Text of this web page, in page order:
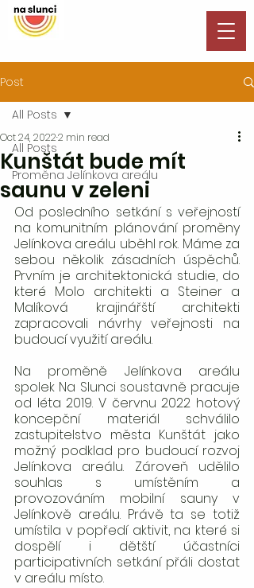
Post
All Posts
Proměna Jelínkova areálu
All Posts
Kunštát bude mít
saunu v zeleni
Oct 24, 20222 min read
Od posledního setkání s veřejností
na komunitním plánování proměny
Jelínkova areálu uběhl rok. Máme za
sebou několik zásadních úspěchů.
Prvním je architektonická studie, do
které Molo architekti a Steiner a
Malíková krajinářští architekti
zapracovali návrhy veřejnosti na
budoucí využití areálu.
Na proměně Jelínkova areálu
spolek Na Slunci soustavně pracuje
od léta 2019. V červnu 2022 hotový
koncepční materiál schválilo
zastupitelstvo města Kunštát jako
možný podklad pro budoucí rozvoj
Jelínkova areálu. Zároveň udělilo
souhlas s umístěním a
provozováním mobilní sauny v
Jelínkově areálu. Právě ta se totiž
umístila v popředí aktivit, na které si
dospělí i dětští účastníci
participativních setkání přáli dostat
v areálu místo.